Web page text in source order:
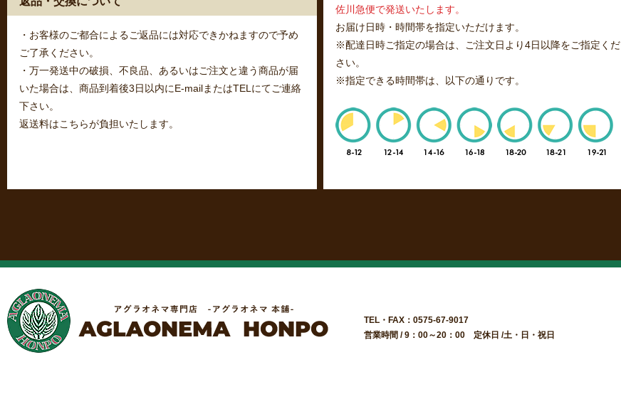
・お客様のご都合によるご返品には対応できかねますので予め
ご了承ください。
・万一発送中の破損、不良品、あるいはご注文と違う商品が届
いた場合は、商品到着後3日以内にE-mailまたはTELにてご連絡
下さい。
返送料はこちらが負担いたします。
佐川急便で発送いたします。
お届け日時・時間帯を指定いただけます。
※配達日時ご指定の場合は、ご注文日より4日以降をご指定くだ
さい。
※指定できる時間帯は、以下の通りです。
TEL・FAX：0575-67-9017
営業時間 / 9：00～20：00 定休日 /土・日・祝日